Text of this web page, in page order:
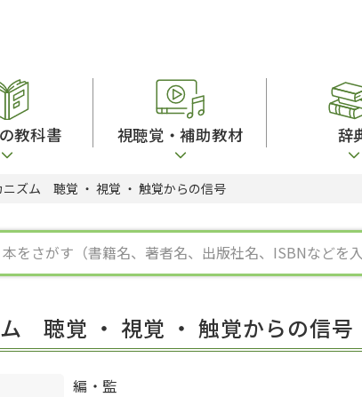
教科書
子ども向け
発音・聴解
日本語能力試験対策
視聴覚・補助教材
教材
絵本・子ども向け補助
辞
スペイン語辞典
ポルトガル語辞典
表現・用字用語辞典
語彙・意味
表記
策
言語の諸相
ズム 聴覚 ・ 視覚 ・ 触覚からの信号
聴覚 ・ 視覚 ・ 触覚からの信号
編・監